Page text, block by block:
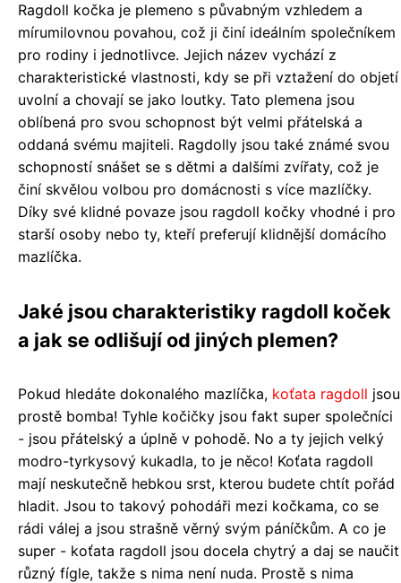
Ragdoll kočka je plemeno s půvabným vzhledem a
mírumilovnou povahou, což ji činí ideálním společníkem
pro rodiny i jednotlivce. Jejich název vychází z
charakteristické vlastnosti, kdy se při vztažení do objetí
uvolní a chovají se jako loutky. Tato plemena jsou
oblíbená pro svou schopnost být velmi přátelská a
oddaná svému majiteli. Ragdolly jsou také známé svou
schopností snášet se s dětmi a dalšími zvířaty, což je
činí skvělou volbou pro domácnosti s více mazlíčky.
Díky své klidné povaze jsou ragdoll kočky vhodné i pro
starší osoby nebo ty, kteří preferují klidnější domácího
mazlíčka.
Jaké jsou charakteristiky ragdoll koček
a jak se odlišují od jiných plemen?
Pokud hledáte dokonalého mazlíčka, koťata ragdoll jsou
prostě bomba! Tyhle kočičky jsou fakt super společníci
- jsou přátelský a úplně v pohodě. No a ty jejich velký
modro-tyrkysový kukadla, to je něco! Koťata ragdoll
mají neskutečně hebkou srst, kterou budete chtít pořád
hladit. Jsou to takový pohodáři mezi kočkama, co se
rádi válej a jsou strašně věrný svým páníčkům. A co je
super - koťata ragdoll jsou docela chytrý a daj se naučit
různý fígle, takže s nima není nuda. Prostě s nima